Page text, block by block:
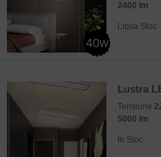
40w
2400 lm
Lipsa Stoc
Lustra
Tensiune
5000 lm
In Stoc